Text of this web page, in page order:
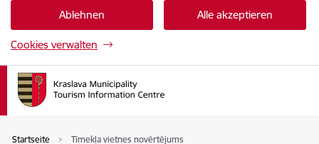
Ablehnen Alle akzeptieren
Cookies verwalten
Startseite Tīmekļa vietnes novērtējums